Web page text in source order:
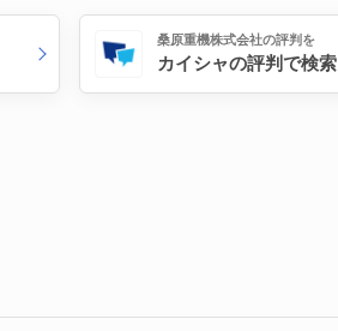
桑原重機株式会社の評判を
カイシャの評判で検索